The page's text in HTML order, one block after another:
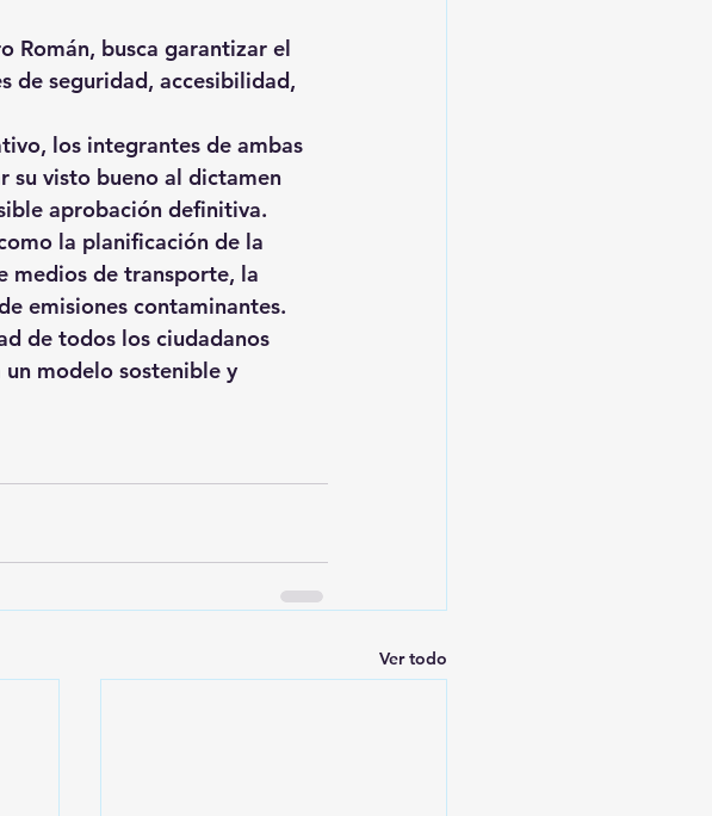
Román, busca garantizar el
de seguridad, accesibilidad,
los integrantes de ambas
su visto bueno al dictamen
aprobación definitiva.
la planificación de la
medios de transporte, la
emisiones contaminantes.
de todos los ciudadanos
modelo sostenible y
Ver todo